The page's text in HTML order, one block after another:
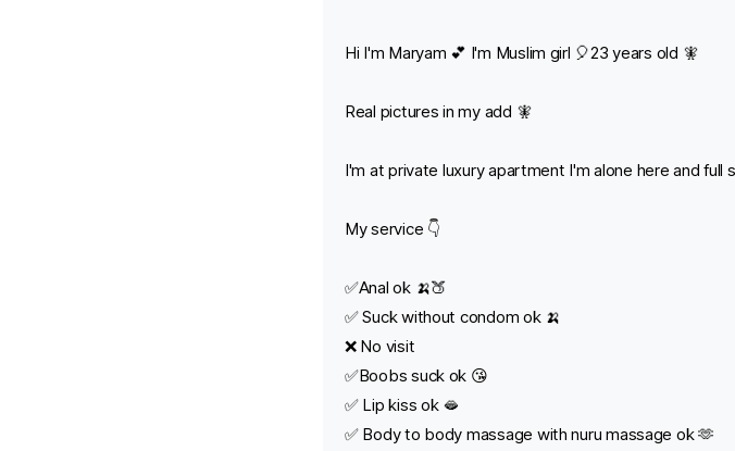
Hi I'm Maryam 💕 I'm Muslim girl 🎈23 years old 🧚
Real pictures in my add 🧚
I'm at private luxury apartment I'm alone here and
My service 👇
✅Anal ok 🍌🍑
✅ Suck without condom ok 🍌
❌ No visit
✅Boobs suck ok 😘
✅ Lip kiss ok 🫦
✅ Body to body massage with nuru massage ok 🫶